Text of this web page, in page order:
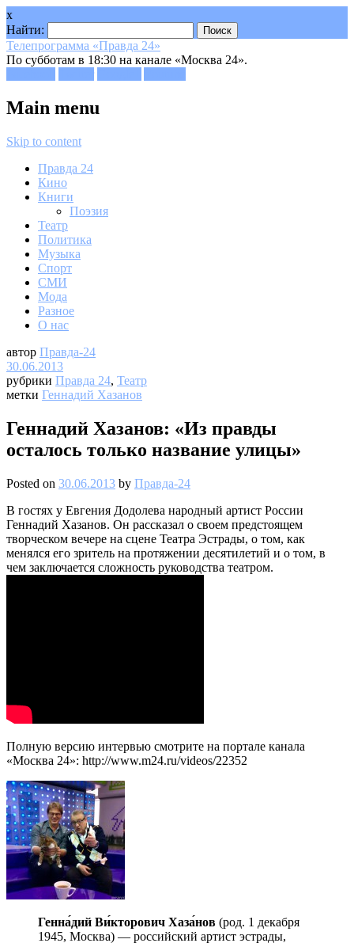
x
Найти:
Телепрограмма «Правда 24»
По субботам в 18:30 на канале «Москва 24».
Main menu
Skip to content
Правда 24
Кино
Книги
Поэзия
Театр
Политика
Музыка
Спорт
СМИ
Мода
Разное
О нас
автор Правда-24
30.06.2013
рубрики Правда 24, Театр
метки Геннадий Хазанов
Геннадий Хазанов: «Из правды
осталось только название улицы»
Posted on 30.06.2013 by Правда-24
В гостях у Евгения Додолева народный артист России
Геннадий Хазанов. Он рассказал о своем предстоящем
творческом вечере на сцене Театра Эстрады, о том, как
менялся его зритель на протяжении десятилетий и о том, в
чем заключается сложность руководства театром.
Полную версию интервью смотрите на портале канала
«Москва 24»: http://www.m24.ru/videos/22352
Генна́дий Ви́кторович Хаза́нов (род. 1 декабря
1945, Москва) — российский артист эстрады,